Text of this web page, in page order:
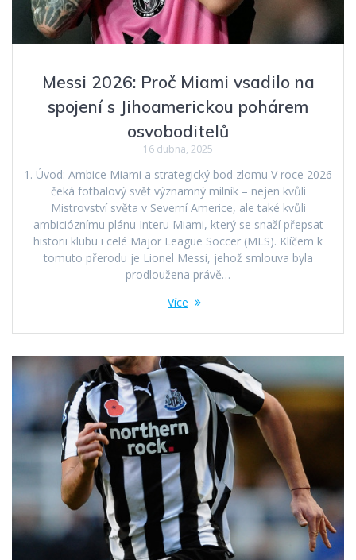
Messi 2026: Proč Miami vsadilo na
spojení s Jihoamerickou pohárem
osvoboditelů
16 dubna, 2025
1. Úvod: Ambice Miami a strategický bod zlomu V roce 2026
čeká fotbalový svět významný milník – nejen kvůli
Mistrovství světa v Severní Americe, ale také kvůli
ambicióznímu plánu Interu Miami, který se snaží přepsat
historii klubu i celé Major League Soccer (MLS). Klíčem k
tomuto přerodu je Lionel Messi, jehož smlouva byla
prodloužena právě…
Více